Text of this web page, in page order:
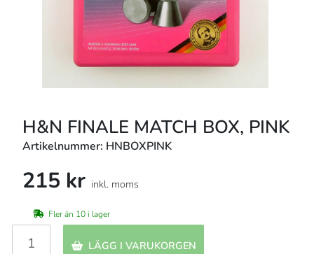
H&N FINALE MATCH BOX, PINK
Artikelnummer: HNBOXPINK
215 kr inkl. moms
Fler än 10 i lager
LÄGG I VARUKORGEN